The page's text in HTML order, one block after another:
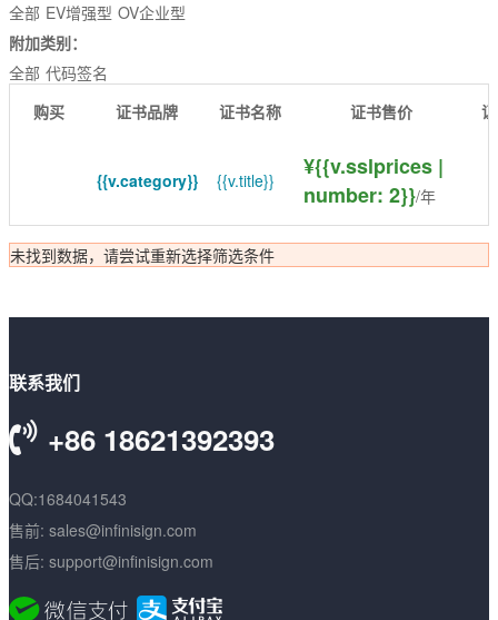
单域名
SAN多子域
Multi-Domain多域名
数字签名
全部 EV增强型 OV企业型
附加类别：
全部 代码签名
购买
证书品牌 证书名称 证书售价
{{v.category}} {{v.title}}
¥{{v.sslprices |
number: 2}}/年
未找到数据，请尝试重新选择筛选条件
联系我们
+86 18621392393
QQ:1684041543
售前: sales@infinisign.com
售后: support@infinisign.com